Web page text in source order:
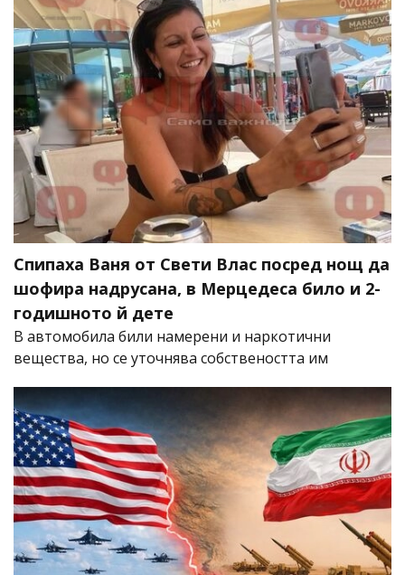
Спипаха Ваня от Свети Влас посред нощ да
шофира надрусана, в Мерцедеса било и 2-
годишното й дете
В автомобила били намерени и наркотични
вещества, но се уточнява собствеността им